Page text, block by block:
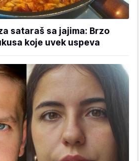
sataraš sa jajima: Brzo
koje uvek uspeva